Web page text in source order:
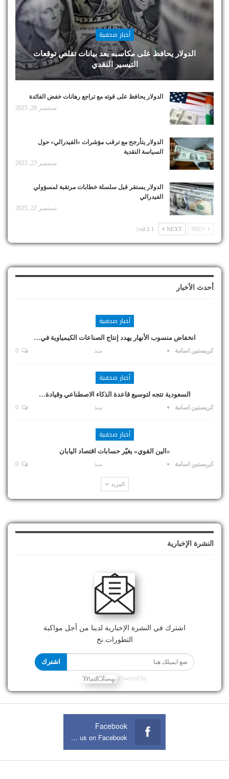
أخبار صحفية
الدولار يحافظ على مكاسبه بعد بيانات تقلص توقعات
التيسير النقدي
الدولار يحافظ على قوته مع تراجع رهانات خفض الفائدة
سبتمبر 26, 2025
الدولار يتأرجح مع ترقب مؤشرات «الفيدرالي» حول
السياسة النقدية
سبتمبر 23, 2025
الدولار يستقر قبل سلسلة خطابات مرتقبة لمسؤولي
الفيدرالي
سبتمبر 22, 2025
NEXT
1 od 2 |
أحدث الأخبار
أخبار صحفية
انخفاض منسوب الأنهار يهدد إنتاج الصناعات الكيمياوية في…
كريستين اسامة منذ
أخبار صحفية
السعودية تتجه لتوسيع قاعدة الذكاء الاصطناعي وقيادة…
كريستين اسامة منذ
أخبار صحفية
«الين القوي» يغيّر حسابات اقتصاد اليابان
كريستين اسامة منذ
المزيد
النشرة الإخبارية
اشترك في النشرة الإخبارية لدينا من أجل مواكبة
التطورات.نخ
اشترك
Powered by
Facebook
Join us on Facebook